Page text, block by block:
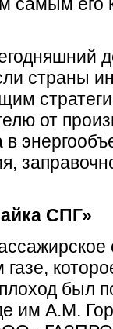
страны
от
СПГ»
был
им А.М.